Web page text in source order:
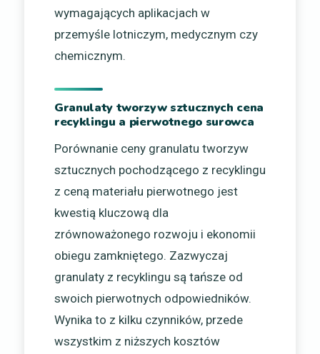
wymagających aplikacjach w
przemyśle lotniczym, medycznym czy
chemicznym.
Granulaty tworzyw sztucznych cena
recyklingu a pierwotnego surowca
Porównanie ceny granulatu tworzyw
sztucznych pochodzącego z recyklingu
z ceną materiału pierwotnego jest
kwestią kluczową dla
zrównoważonego rozwoju i ekonomii
obiegu zamkniętego. Zazwyczaj
granulaty z recyklingu są tańsze od
swoich pierwotnych odpowiedników.
Wynika to z kilku czynników, przede
wszystkim z niższych kosztów